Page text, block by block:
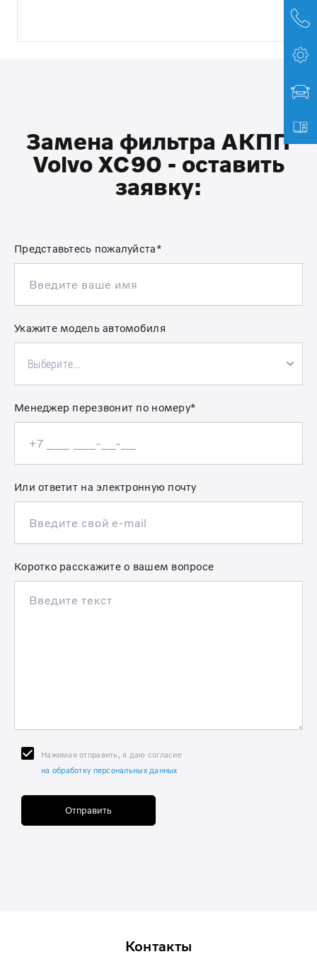
Замена фильтра АКПП
Volvo XC90 - оставить
заявку:
Представьтесь пожалуйста*
Укажите модель автомобиля
Выберите...
Менеджер перезвонит по номеру*
Или ответит на электронную почту
Коротко расскажите о вашем вопросе
Нажимая отправить, я даю согласие
на обработку персональных данных
Отправить
Контакты